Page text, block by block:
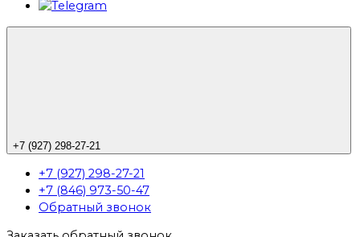
+7 (927) 298-27-21
+7 (927) 298-27-21
+7 (846) 973-50-47
Обратный звонок